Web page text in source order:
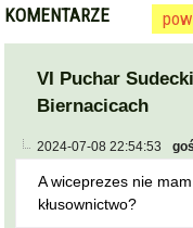
KOMENTARZE
VI Puchar
Biernacicach
2024-07-08 22:54:53
A wiceprezes nie
kłusownictwo?